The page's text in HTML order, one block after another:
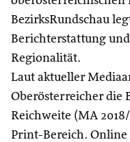
BezirksRundschau
Berichterstattung
Regionalität.
Laut aktueller
Oberösterreicher die
Reichweite (MA
Print-Bereich. Online